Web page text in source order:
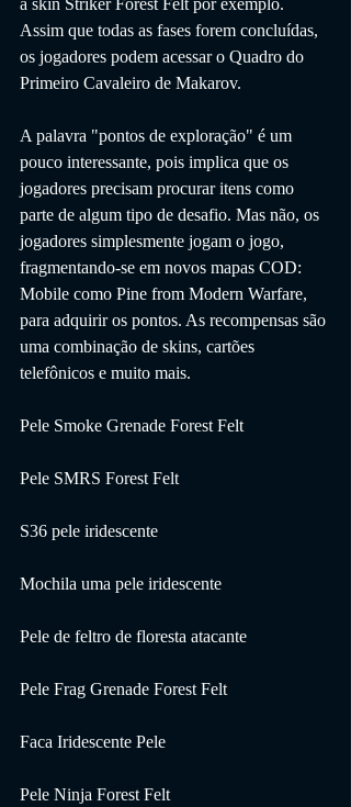
a skin Striker Forest Felt por exemplo.
Assim que todas as fases forem concluídas,
os jogadores podem acessar o Quadro do
Primeiro Cavaleiro de Makarov.
A palavra "pontos de exploração" é um
pouco interessante, pois implica que os
jogadores precisam procurar itens como
parte de algum tipo de desafio. Mas não, os
jogadores simplesmente jogam o jogo,
fragmentando-se em novos mapas COD:
Mobile como Pine from Modern Warfare,
para adquirir os pontos. As recompensas são
uma combinação de skins, cartões
telefônicos e muito mais.
Pele Smoke Grenade Forest Felt
Pele SMRS Forest Felt
S36 pele iridescente
Mochila uma pele iridescente
Pele de feltro de floresta atacante
Pele Frag Grenade Forest Felt
Faca Iridescente Pele
Pele Ninja Forest Felt